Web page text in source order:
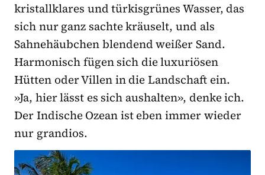
kristallklares und türkisgrünes Wasser, das
sich nur ganz sachte kräuselt, und als
Sahnehäubchen blendend weißer Sand.
Harmonisch fügen sich die luxuriösen
Hütten oder Villen in die Landschaft ein.
»Ja, hier lässt es sich aushalten», denke ich.
Der Indische Ozean ist eben immer wieder
nur grandios.